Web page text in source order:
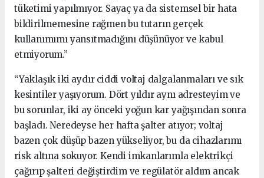
tüketimi yapılmıyor. Sayaç ya da sistemsel bir hata
bildirilmemesine rağmen bu tutarın gerçek
kullanımımı yansıtmadığını düşünüyor ve kabul
etmiyorum.”
“Yaklaşık iki aydır ciddi voltaj dalgalanmaları ve sık
kesintiler yaşıyorum. Dört yıldır aynı adresteyim ve
bu sorunlar, iki ay önceki yoğun kar yağışından sonra
başladı. Neredeyse her hafta şalter atıyor; voltaj
bazen çok düşüp bazen yükseliyor, bu da cihazlarımı
risk altına sokuyor. Kendi imkanlarımla elektrikçi
çağırıp şalteri değiştirdim ve regülatör aldım ancak